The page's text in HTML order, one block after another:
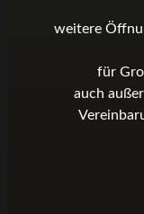
weitere
für
auch